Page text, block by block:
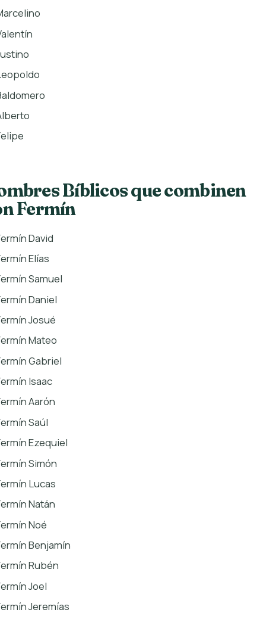
Bíblicos que combinen
Fermín
David
Elías
Samuel
Daniel
Josué
Mateo
Gabriel
Isaac
Aarón
Saúl
Ezequiel
Simón
Lucas
Natán
Noé
Benjamín
Rubén
Joel
Jeremías